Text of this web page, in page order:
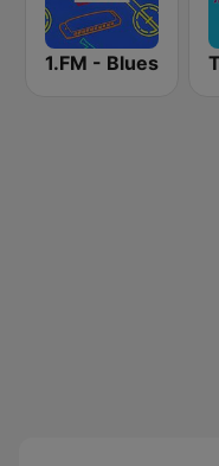
1.FM - Blues